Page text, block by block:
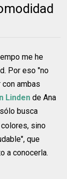
me he
Por eso "no
ambas
Linden de Ana
busca
sino
que
a conocerla.